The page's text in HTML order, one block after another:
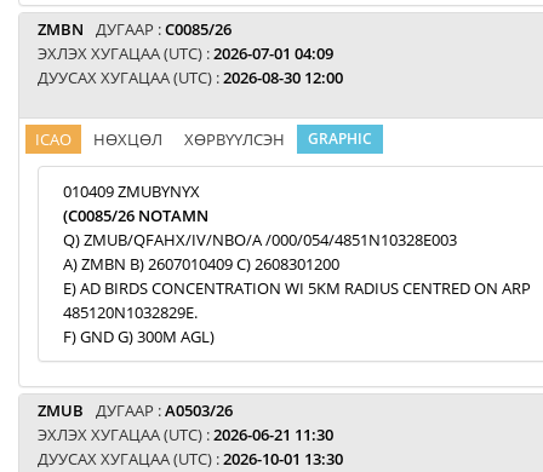
ZMBN ДУГААР :C0085/26
ЭХЛЭХ ХУГАЦАА (UTC) :2026-07-01 04:09
ДУУСАХ ХУГАЦАА (UTC) :2026-08-30 12:00
ICAO НӨХЦӨЛ ХӨРВҮҮЛСЭН GRAPHIC
010409 ZMUBYNYX
(C0085/26 NOTAMN
Q) ZMUB/QFAHX/IV/NBO/A /000/054/4851N10328E003
A) ZMBN B) 2607010409 C) 2608301200
E) AD BIRDS CONCENTRATION WI 5KM RADIUS CENTRED ON ARP
485120N1032829E.
F) GND G) 300M AGL)
ZMUB ДУГААР :A0503/26
ЭХЛЭХ ХУГАЦАА (UTC) :2026-06-21 11:30
ДУУСАХ ХУГАЦАА (UTC) :2026-10-01 13:30